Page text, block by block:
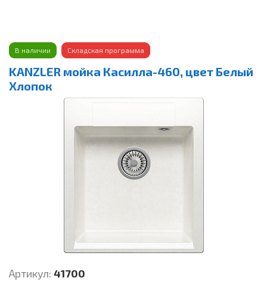
В наличии Складская программа
KANZLER мойка Касилла-460, цвет Белый
Хлопок
Артикул: 41700